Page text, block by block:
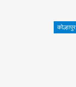
कोल्हापुर